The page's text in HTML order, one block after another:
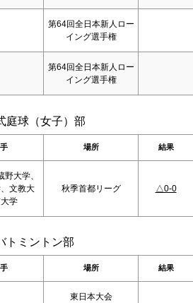
第64回全日本新人ロー
イング選手権
第64回全日本新人ロー
イング選手権
庭球（女子）部
場所 結果
大学、
文教大
学
秋季首都リーグ △0-0
トミントン部
場所 結果
東日本大会